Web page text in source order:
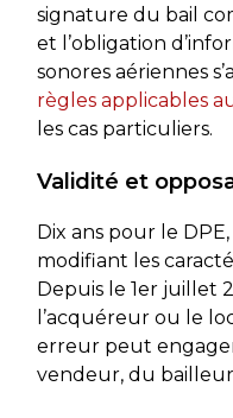
signature du bail
et l’obligation
sonores aériennes
règles applicables
les cas particuliers.
Validité et
Dix ans pour le
modifiant les
Depuis le 1er juillet
l’acquéreur ou le
erreur peut
vendeur, du